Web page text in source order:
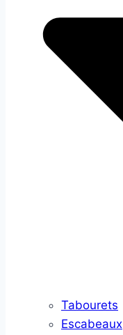
Tabourets
Escabeaux